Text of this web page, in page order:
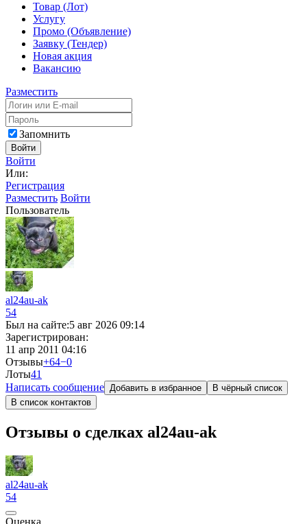
Товар (Лот)
Услугу
Промо (Объявление)
Заявку (Тендер)
Новая акция
Вакансию
Разместить
Запомнить
Войти
Войти
Или:
Регистрация
Разместить Войти
Пользователь
al24au-ak
54
Был на сайте:5 авг 2026 09:14
Зарегистрирован:
11 апр 2011 04:16
Отзывы+64−0
Лоты41
Написать сообщение Добавить в избранное
В чёрный список
В список контактов
Отзывы о сделках al24au-ak
al24au-ak
54
Оценка